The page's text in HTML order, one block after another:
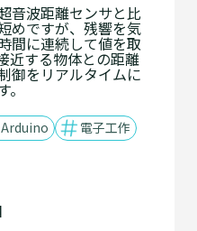
音波距離センサと比
めですが、残響を気
間に連続して値を取
近する物体との距離
御をリアルタイムに
Arduino 電子工作